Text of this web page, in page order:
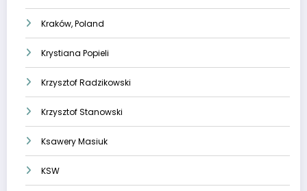
Kraków, Poland
Krystiana Popieli
Krzysztof Radzikowski
Krzysztof Stanowski
Ksawery Masiuk
KSW